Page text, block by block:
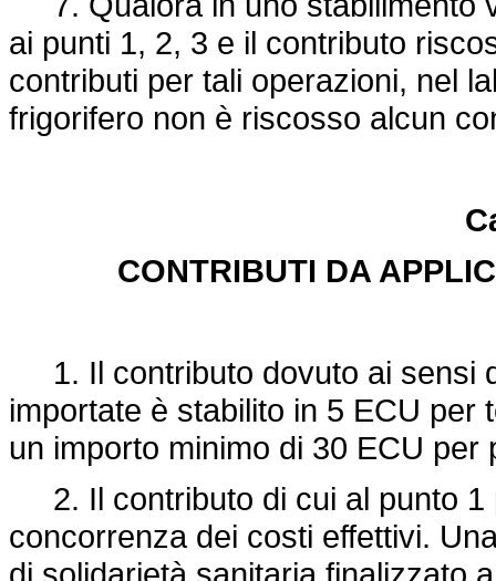
ai punti 1, 2, 3 e il contributo
contributi per tali operazioni, nel
frigorifero non è riscosso alcun
CONTRIBUTI DA
1. Il contributo dovuto ai sensi
importate è stabilito in 5 ECU
un importo minimo di 30 ECU per
2. Il contributo di cui al punto 1
concorrenza dei costi effettivi.